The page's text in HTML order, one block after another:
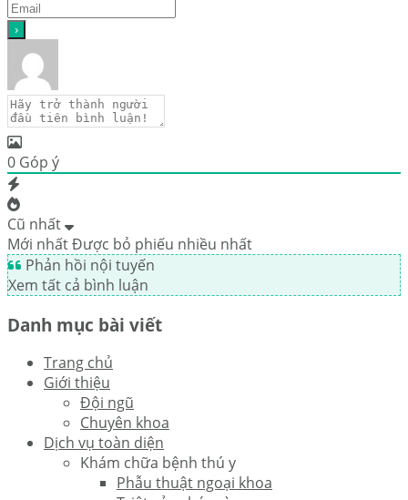
0 Góp ý
Cũ nhất
Mới nhấtĐược bỏ phiếu nhiều nhất
Phản hồi nội tuyến
Xem tất cả bình luận
Danh mục bài viết
Trang chủ
Giới thiệu
Đội ngũ
Chuyên khoa
Dịch vụ toàn diện
Khám chữa bệnh thú y
Phẫu thuật ngoại khoa